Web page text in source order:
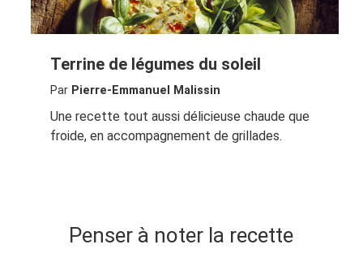
Terrine de légumes du soleil
Par Pierre-Emmanuel Malissin
Une recette tout aussi délicieuse chaude que
froide, en accompagnement de grillades.
Penser à noter la recette